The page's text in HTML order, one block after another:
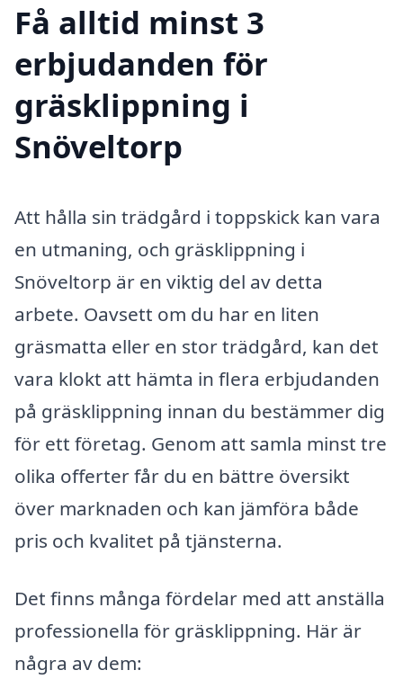
Få alltid minst 3
erbjudanden för
gräsklippning i
Snöveltorp
Att hålla sin trädgård i toppskick kan vara
en utmaning, och gräsklippning i
Snöveltorp är en viktig del av detta
arbete. Oavsett om du har en liten
gräsmatta eller en stor trädgård, kan det
vara klokt att hämta in flera erbjudanden
på gräsklippning innan du bestämmer dig
för ett företag. Genom att samla minst tre
olika offerter får du en bättre översikt
över marknaden och kan jämföra både
pris och kvalitet på tjänsterna.
Det finns många fördelar med att anställa
professionella för gräsklippning. Här är
några av dem: